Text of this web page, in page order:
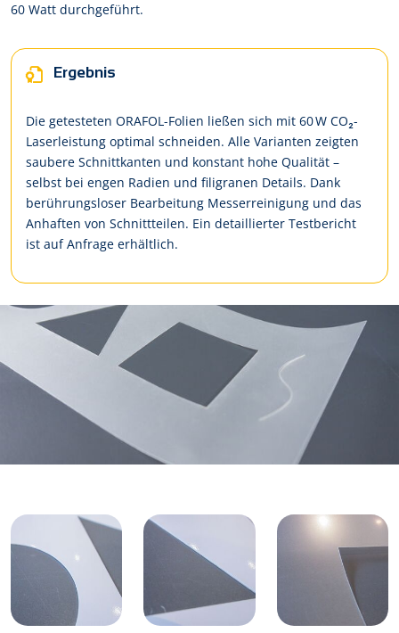
60 Watt durchgeführt.
Ergebnis
Die getesteten ORAFOL-Folien ließen sich mit 60 W CO₂-
Laserleistung optimal schneiden. Alle Varianten zeigten
saubere Schnittkanten und konstant hohe Qualität –
selbst bei engen Radien und filigranen Details. Dank
berührungsloser Bearbeitung Messerreinigung und das
Anhaften von Schnittteilen. Ein detaillierter Testbericht
ist auf Anfrage erhältlich.